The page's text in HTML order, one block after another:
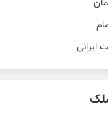
ایرانی